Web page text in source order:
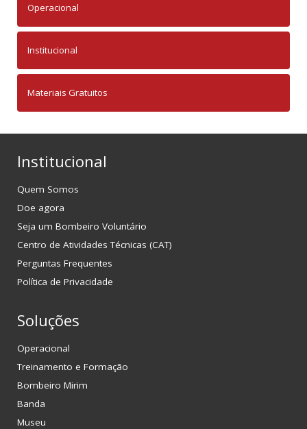
Operacional
Institucional
Materiais Gratuitos
Institucional
Quem Somos
Doe agora
Seja um Bombeiro Voluntário
Centro de Atividades Técnicas (CAT)
Perguntas Frequentes
Política de Privacidade
Soluções
Operacional
Treinamento e Formação
Bombeiro Mirim
Banda
Museu